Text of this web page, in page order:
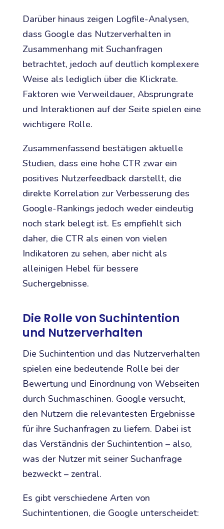
Darüber hinaus zeigen Logfile-Analysen,
dass Google das Nutzerverhalten in
Zusammenhang mit Suchanfragen
betrachtet, jedoch auf deutlich komplexere
Weise als lediglich über die Klickrate.
Faktoren wie Verweildauer, Absprungrate
und Interaktionen auf der Seite spielen eine
wichtigere Rolle.
Zusammenfassend bestätigen aktuelle
Studien, dass eine hohe CTR zwar ein
positives Nutzerfeedback darstellt, die
direkte Korrelation zur Verbesserung des
Google-Rankings jedoch weder eindeutig
noch stark belegt ist. Es empfiehlt sich
daher, die CTR als einen von vielen
Indikatoren zu sehen, aber nicht als
alleinigen Hebel für bessere
Suchergebnisse.
Die Rolle von Suchintention
und Nutzerverhalten
Die Suchintention und das Nutzerverhalten
spielen eine bedeutende Rolle bei der
Bewertung und Einordnung von Webseiten
durch Suchmaschinen. Google versucht,
den Nutzern die relevantesten Ergebnisse
für ihre Suchanfragen zu liefern. Dabei ist
das Verständnis der Suchintention – also,
was der Nutzer mit seiner Suchanfrage
bezweckt – zentral.
Es gibt verschiedene Arten von
Suchintentionen, die Google unterscheidet: